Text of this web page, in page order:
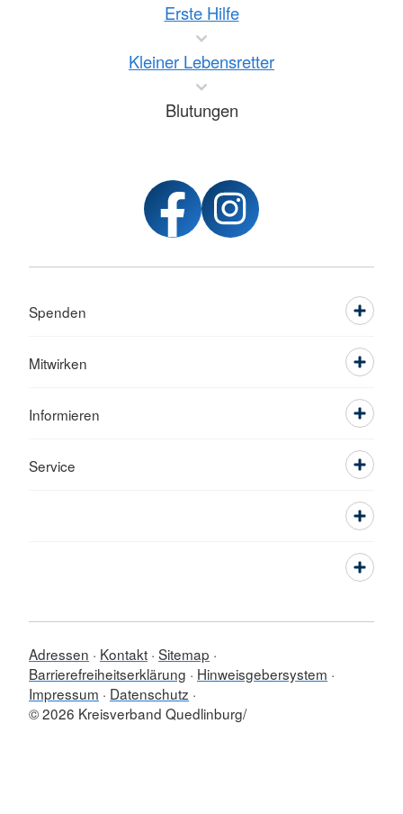
Erste Hilfe
Kleiner Lebensretter
Blutungen
Spenden
Mitwirken
Informieren
Service
Adressen Kontakt Sitemap
Barrierefreiheitserklärung
Hinweisgebersystem
Impressum
Datenschutz
© 2026 Kreisverband Quedlinburg/